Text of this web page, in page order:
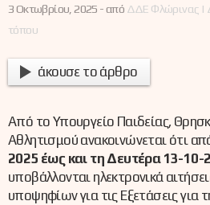
3 Οκτωβρίου, 2025 -από ΔΔΕ Φλώρινας |
τόπου
άκουσε το άρθρο
Από το Υπουργείο Παιδείας,
Αθλητισμού ανακοινώνεται ότι
2025 έως και τη Δευτέρα 13-10-
υποβάλλονται ηλεκτρονικά
υποψηφίων για τις Εξετάσεις για